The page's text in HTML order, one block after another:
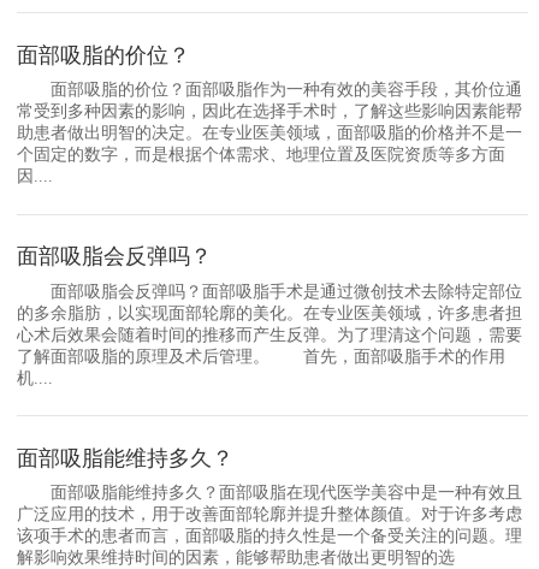
面部吸脂的价位？
面部吸脂的价位？面部吸脂作为一种有效的美容手段，其价位通
常受到多种因素的影响，因此在选择手术时，了解这些影响因素能帮
助患者做出明智的决定。在专业医美领域，面部吸脂的价格并不是一
个固定的数字，而是根据个体需求、地理位置及医院资质等多方面
因....
面部吸脂会反弹吗？
面部吸脂会反弹吗？面部吸脂手术是通过微创技术去除特定部位
的多余脂肪，以实现面部轮廓的美化。在专业医美领域，许多患者担
心术后效果会随着时间的推移而产生反弹。为了理清这个问题，需要
了解面部吸脂的原理及术后管理。 首先，面部吸脂手术的作用
机....
面部吸脂能维持多久？
面部吸脂能维持多久？面部吸脂在现代医学美容中是一种有效且
广泛应用的技术，用于改善面部轮廓并提升整体颜值。对于许多考虑
该项手术的患者而言，面部吸脂的持久性是一个备受关注的问题。理
解影响效果维持时间的因素，能够帮助患者做出更明智的选